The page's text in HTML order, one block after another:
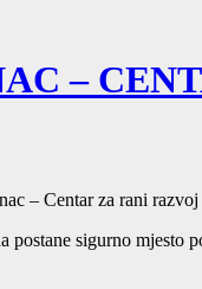
–
– Centar za rani
sigurno mjesto